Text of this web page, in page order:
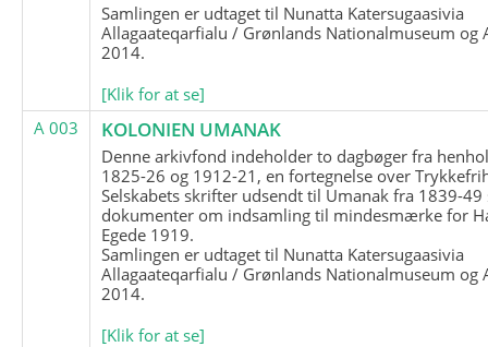
Samlingen er udtaget til Nunatta Katersugaasivia
Allagaateqarfialu / Grønlands Nationalmuseum og
2014.
[Klik for at se]
A 003
KOLONIEN UMANAK
Denne arkivfond indeholder to dagbøger fra
1825-26 og 1912-21, en fortegnelse over
Selskabets skrifter udsendt til Umanak fra 1839-49
dokumenter om indsamling til mindesmærke for
Egede 1919.
Samlingen er udtaget til Nunatta Katersugaasivia
Allagaateqarfialu / Grønlands Nationalmuseum og
2014.
[Klik for at se]